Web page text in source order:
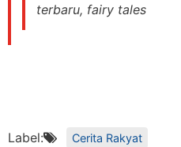
terbaru, fairy tales
Label: Cerita Rakyat